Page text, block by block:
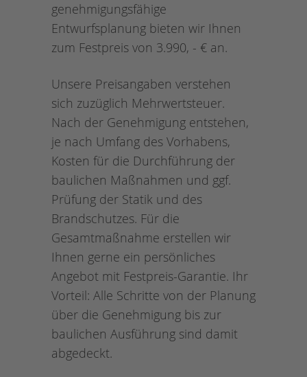
genehmigungsfähige
Entwurfsplanung bieten wir Ihnen
zum Festpreis von 3.990, - € an.
Unsere Preisangaben verstehen
sich zuzüglich Mehrwertsteuer.
Nach der Genehmigung entstehen,
je nach Umfang des Vorhabens,
Kosten für die Durchführung der
baulichen Maßnahmen und ggf.
Prüfung der Statik und des
Brandschutzes. Für die
Gesamtmaßnahme erstellen wir
Ihnen gerne ein persönliches
Angebot mit Festpreis-Garantie. Ihr
Vorteil: Alle Schritte von der Planung
über die Genehmigung bis zur
baulichen Ausführung sind damit
abgedeckt.